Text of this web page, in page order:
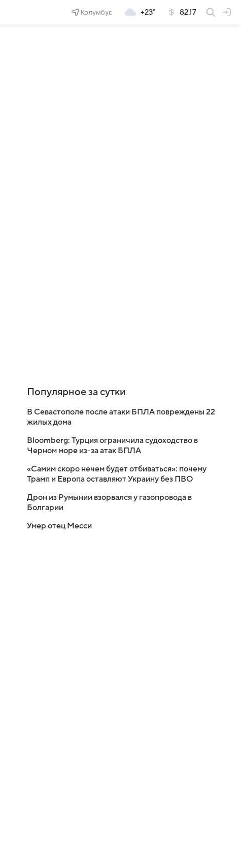
Колумбус +23° 82.17
Популярное за сутки
В Севастополе после атаки БПЛА повреждены 22
жилых дома
Bloomberg: Турция ограничила судоходство в
Черном море из-за атак БПЛА
«Самим скоро нечем будет отбиваться»: почему
Трамп и Европа оставляют Украину без ПВО
Дрон из Румынии взорвался у газопровода в
Болгарии
Умер отец Месси